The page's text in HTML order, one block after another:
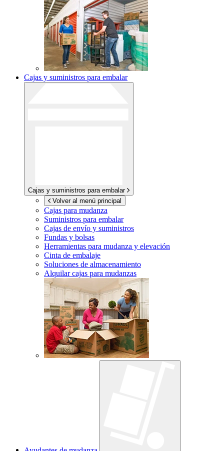
Cajas y suministros para embalar
Cajas y suministros para embalar
Volver al menú principal
Cajas para mudanza
Suministros para embalar
Cajas de envío y suministros
Fundas y bolsas
Herramientas para mudanza y elevación
Cinta de embalaje
Soluciones de almacenamiento
Alquilar cajas para mudanzas